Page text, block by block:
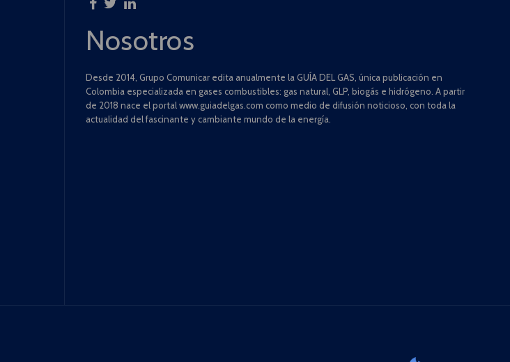
Nosotros
Desde 2014, Grupo Comunicar edita anualmente la GUÍA DEL GAS, única publicación en
Colombia especializada en gases combustibles: gas natural, GLP, biogás e hidrógeno. A partir
de 2018 nace el portal www.guiadelgas.com como medio de difusión noticioso, con toda la
actualidad del fascinante y cambiante mundo de la energía.